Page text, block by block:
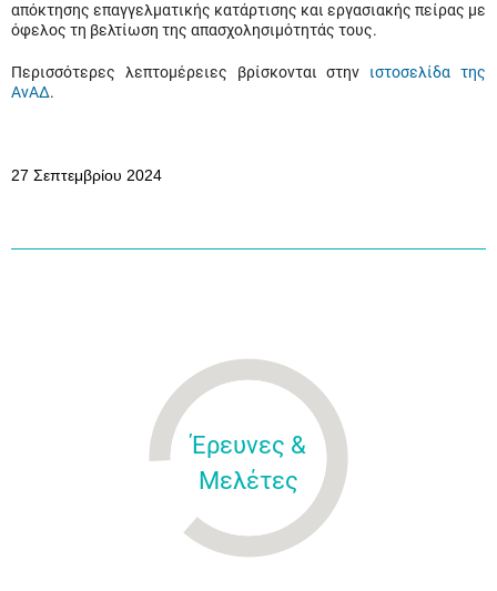
απόκτησης επαγγελματικής κατάρτισης και εργασιακής πείρας με
όφελος τη βελτίωση της απασχολησιμότητάς τους.
Περισσότερες λεπτομέρειες βρίσκονται στην ιστοσελίδα της
ΑνΑΔ.
27 Σεπτεμβρίου 2024
Έρευνες &
Μελέτες